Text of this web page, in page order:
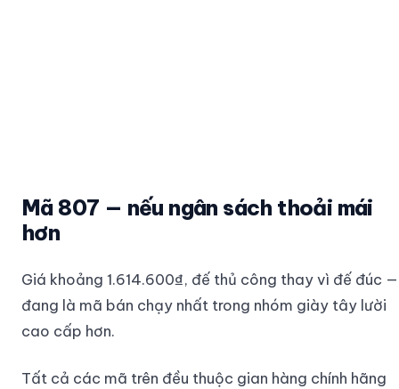
Mã 807 — nếu ngân sách thoải mái
hơn
Giá khoảng 1.614.600₫, đế thủ công thay vì đế đúc —
đang là mã bán chạy nhất trong nhóm giày tây lười
cao cấp hơn.
Tất cả các mã trên đều thuộc gian hàng chính hãng